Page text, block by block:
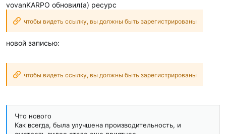
vovanKARPO обновил(а) ресурс
чтобы видеть ссылку, вы должны быть зарегистрированы
новой записью:
чтобы видеть ссылку, вы должны быть зарегистрированы
Что нового
Как всегда, была улучшена производительность, и